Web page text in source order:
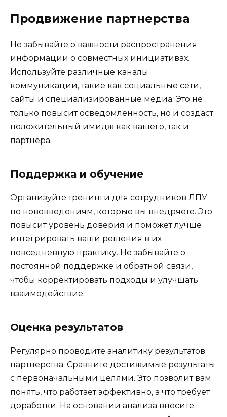
Продвижение партнерства
Не забывайте о важности распространения
информации о совместных инициативах.
Используйте различные каналы
коммуникации, такие как социальные сети,
сайты и специализированные медиа. Это не
только повысит осведомленность, но и создаст
положительный имидж как вашего, так и
партнера.
Поддержка и обучение
Организуйте тренинги для сотрудников ЛПУ
по нововведениям, которые вы внедряете. Это
повысит уровень доверия и поможет лучше
интегрировать ваши решения в их
повседневную практику. Не забывайте о
постоянной поддержке и обратной связи,
чтобы корректировать подходы и улучшать
взаимодействие.
Оценка результатов
Регулярно проводите аналитику результатов
партнерства. Сравните достижимые результаты
с первоначальными целями. Это позволит вам
понять, что работает эффективно, а что требует
доработки. На основании анализа внесите